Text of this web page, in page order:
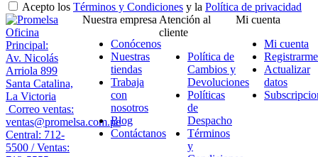
Acepto los Términos y Condiciones y la Política de privacidad
Oficina
Principal:
Av. Nicolás
Arriola 899
Santa Catalina,
La Victoria
Correo ventas:
ventas@promelsa.com.pe
Central: 712-
5500 / Ventas:
Nuestra empresa
Conócenos
Nuestras
tiendas
Trabaja
con
nosotros
Blog
Contáctanos
Atención al
cliente
Política de
Cambios y
Devoluciones
Políticas
de
Despacho
Términos
y
Mi cuenta
Mi cuenta
Registrarme
Actualizar
datos